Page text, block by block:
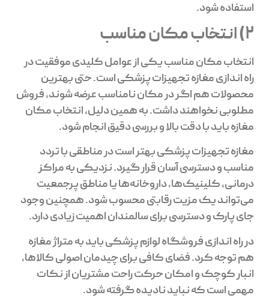
استفاده شود.
2) انتخاب مکان مناسب
انتخاب مکان مناسب یکی از عوامل کلیدی موفقیت در
راه اندازی مغازه تجهیزات پزشکی است. حتی بهترین
محصولات هم اگر در مکان نامناسب عرضه شوند، فروش
مطلوبی نخواهند داشت. به همین دلیل، انتخاب مکان
مغازه باید با دقت بالا و بررسی دقیق انجام شود.
مغازه تجهیزات پزشکی بهتر است در مناطقی با تردد
مناسب و دسترسی آسان قرار گیرد. نزدیکی به مراکز
درمانی، کلینیک‌ها، داروخانه‌ها یا مناطق پرجمعیت
می‌تواند یک مزیت رقابتی محسوب شود. همچنین وجود
جای پارک و دسترسی برای سالمندان اهمیت زیادی دارد.
در راه اندازی فروشگاه لوازم پزشکی باید به متراژ مغازه
هم توجه کرد. فضای کافی برای چیدمان اصولی کالاها،
انبار کوچک و امکان حرکت راحت مشتریان از نکات
مهمی است که نباید نادیده گرفته شود.